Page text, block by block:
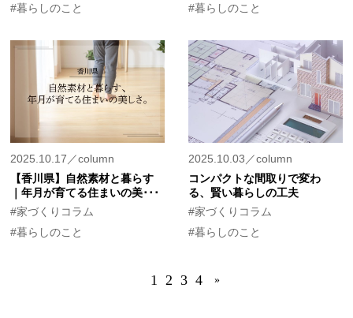
#暮らしのこと
#暮らしのこと
2025.10.17／column
【香川県】自然素材と暮らす
｜年月が育てる住まいの美･･･
#家づくりコラム
#暮らしのこと
2025.10.03／column
コンパクトな間取りで変わ
る、賢い暮らしの工夫
#家づくりコラム
#暮らしのこと
1 2 3 4 »